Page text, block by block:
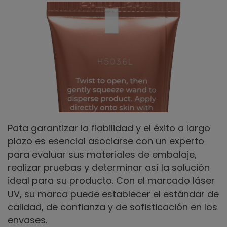
Pata garantizar la fiabilidad y el éxito a largo
plazo es esencial asociarse con un experto
para evaluar sus materiales de embalaje,
realizar pruebas y determinar así la solución
ideal para su producto. Con el marcado láser
UV, su marca puede establecer el estándar de
calidad, de confianza y de sofisticación en los
envases.